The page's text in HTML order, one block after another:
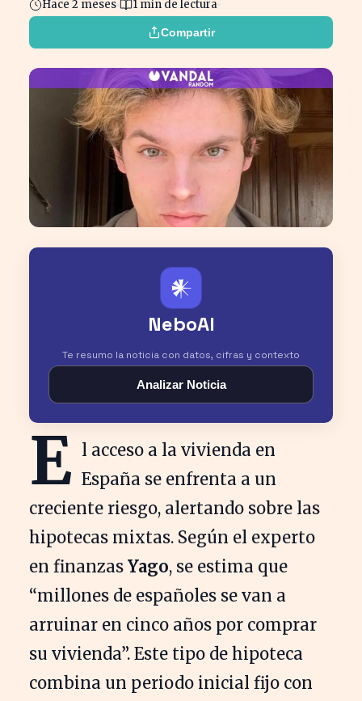
Hace 2 meses 1 min de lectura
Compartir
𒀭
NeboAI
Te resumo la noticia con datos, cifras y contexto
Analizar Noticia
E l acceso a la vivienda en
España se enfrenta a un
creciente riesgo, alertando sobre las
hipotecas mixtas. Según el experto
en finanzas Yago, se estima que
“millones de españoles se van a
arruinar en cinco años por comprar
su vivienda”. Este tipo de hipoteca
combina un periodo inicial fijo con